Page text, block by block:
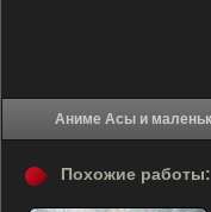
Похожие работы: